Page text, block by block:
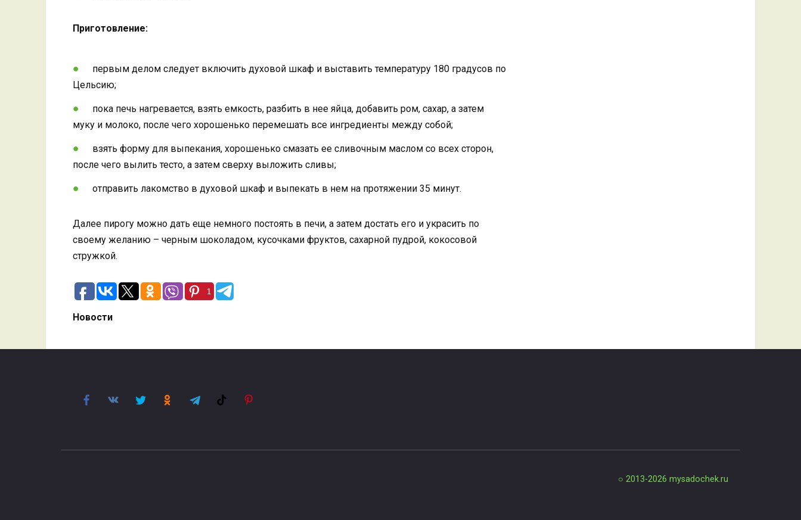
Приготовление:
первым делом следует включить духовой шкаф и выставить температуру 180 градусов по
Цельсию;
пока печь нагревается, взять емкость, разбить в нее яйца, добавить ром, сахар, а затем
муку и молоко, после чего хорошенько перемешать все ингредиенты между собой;
взять форму для выпекания, хорошенько смазать ее сливочным маслом со всех сторон,
после чего вылить тесто, а затем сверху выложить сливы;
отправить лакомство в духовой шкаф и выпекать в нем на протяжении 35 минут.
Далее пирогу можно дать еще немного постоять в печи, а затем достать его и украсить по
своему желанию – черным шоколадом, кусочками фруктов, сахарной пудрой, кокосовой
стружкой.
1
Новости
○ 2013-2026 mysadochek.ru